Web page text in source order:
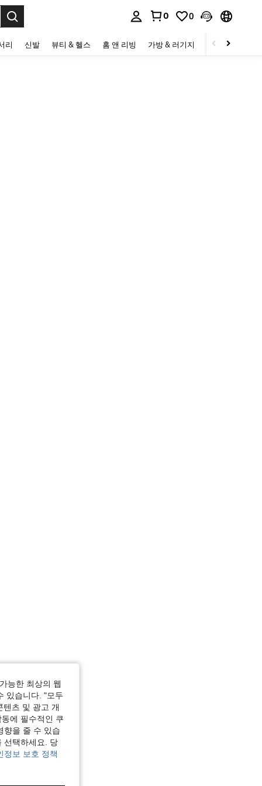
0 0
리 신발 뷰티 & 헬스 홈 앤 리빙 가방 & 러기지 스포츠 & 아웃
능한 최상의 웹
있습니다. "모두
츠 및 광고 개
에 필수적인 쿠
향을 줄 수 있습
선택하세요. 당
정보 보호 정책